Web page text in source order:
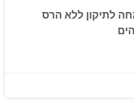
לתיקון ללא הרס